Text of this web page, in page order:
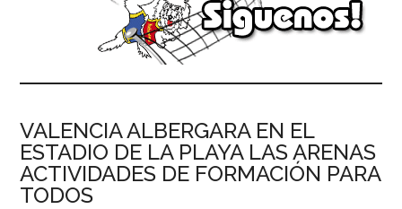
VALENCIA ALBERGARA EN EL
ESTADIO DE LA PLAYA LAS ARENAS
ACTIVIDADES DE FORMACIÓN PARA
TODOS